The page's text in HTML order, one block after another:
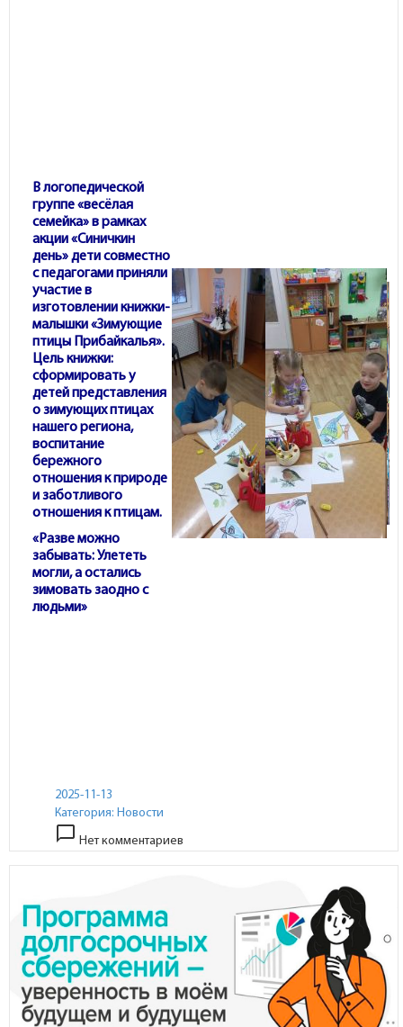
В логопедической
группе «весёлая
семейка» в рамках
акции «Синичкин
день» дети совместно
с педагогами приняли
участие в
изготовлении книжки-
малышки «Зимующие
птицы Прибайкалья».
Цель книжки:
сформировать у
детей представления
о зимующих птицах
нашего региона,
воспитание
бережного
отношения к природе
и заботливого
отношения к птицам.
«Разве можно
забывать: Улететь
могли, а остались
зимовать заодно с
людьми»
2025-11-13
Категория: Новости
chat_bubble_outline Нет комментариев